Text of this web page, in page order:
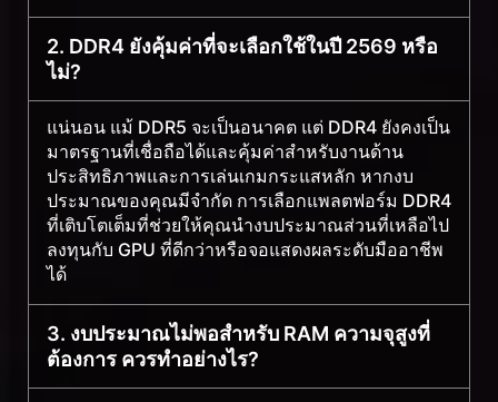
2. DDR4 ยังคุ้มค่าที่จะเลือกใช้ในปี 2569 หรือ
ไม่?
แน่นอน แม้ DDR5 จะเป็นอนาคต แต่ DDR4 ยังคงเป็น
มาตรฐานที่เชื่อถือได้และคุ้มค่าสำหรับงานด้าน
ประสิทธิภาพและการเล่นเกมกระแสหลัก หากงบ
ประมาณของคุณมีจำกัด การเลือกแพลตฟอร์ม DDR4
ที่เติบโตเต็มที่ช่วยให้คุณนำงบประมาณส่วนที่เหลือไป
ลงทุนกับ GPU ที่ดีกว่าหรือจอแสดงผลระดับมืออาชีพ
ได้
3. งบประมาณไม่พอสำหรับ RAM ความจุสูงที่
ต้องการ ควรทำอย่างไร?